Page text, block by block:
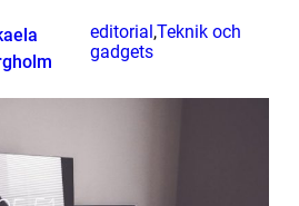
editorial,Teknik och
gadgets